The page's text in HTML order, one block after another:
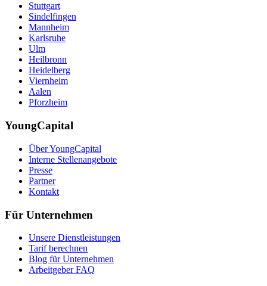
Stuttgart
Sindelfingen
Mannheim
Karlsruhe
Ulm
Heilbronn
Heidelberg
Viernheim
Aalen
Pforzheim
YoungCapital
Über YoungCapital
Interne Stellenangebote
Presse
Partner
Kontakt
Für Unternehmen
Unsere Dienstleistungen
Tarif berechnen
Blog für Unternehmen
Arbeitgeber FAQ